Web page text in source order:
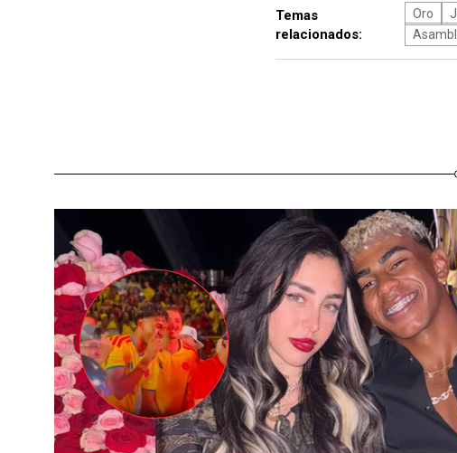
Temas
relacionados:
Oro